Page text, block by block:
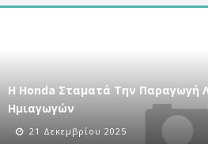
Η Honda Σταματά Την Παραγωγή
Ημιαγωγών
21 Δεκεμβρίου 2025